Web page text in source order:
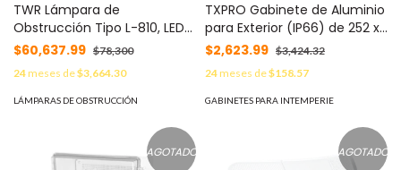
TWR Lámpara de
Obstrucción Tipo L-810, LED
con Panel Solar, 100 %
autónoma. No requiere
energía externa. MOD: OL-1-
ST
$60,637.99 $78,300
24meses de$3,664.30
LÁMPARAS DE OBSTRUCCIÓN
TXPRO Gabinete de Aluminio
para Exterior (IP66) de 252 x
215 x 91 mm Cierre por
Tornillos. MOD: TXG-03-53
$2,623.99 $3,424.32
24meses de$158.57
GABINETES PARA INTEMPERIE
AGOTADO AGOTADO